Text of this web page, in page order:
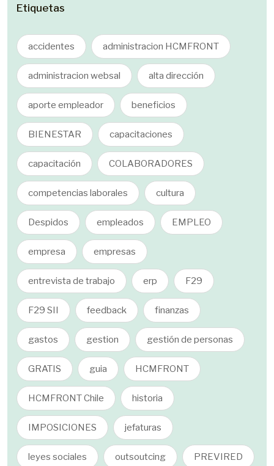
Etiquetas
accidentes administracion HCMFRONT
administracion websal alta dirección
aporte empleador beneficios
BIENESTAR capacitaciones
capacitación COLABORADORES
competencias laborales cultura
Despidos empleados EMPLEO
empresa empresas
entrevista de trabajo erp F29
F29 SII feedback finanzas
gastos gestion gestión de personas
GRATIS guia HCMFRONT
HCMFRONT Chile historia
IMPOSICIONES jefaturas
leyes sociales outsoutcing PREVIRED